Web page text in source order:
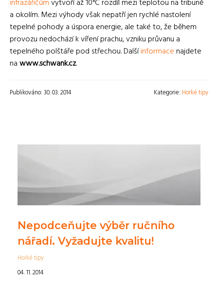
infrazářičůmvytvoří až 10°C rozdíl mezi teplotou na tribuně
a okolím. Mezi výhody však nepatří jen rychlé nastolení
tepelné pohody a úspora energie, ale také to, že během
provozu nedochází k víření prachu, vzniku průvanu a
tepelného polštáře pod střechou. Dalšíinformacenajdete
nawww.schwank.cz.
Publikováno: 30. 03. 2014 Kategorie: Horké tipy
Nepodceňujte výběr ručního
nářadí. Vyžadujte kvalitu!
Horké tipy
04. 11. 2014